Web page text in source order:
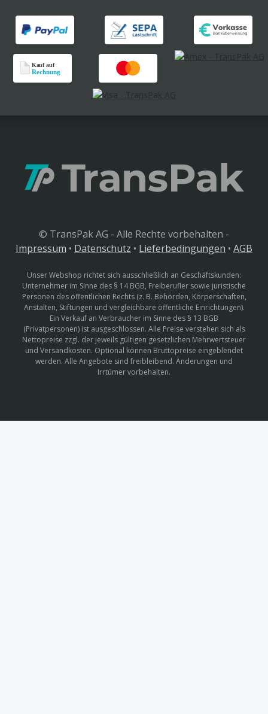
© TransPak AG - Alle Rechte vorbehalten -
Impressum • Datenschutz • Lieferbedingungen • AGB
Unser Webshop richtet sich ausschließlich an Geschäftskunden:
Unternehmer im Sinne des § 14 BGB, Freiberufler sowie juristische
Personen des öffentlichen Rechts (z. B. Behörden, Körperschaften,
Anstalten, Stiftungen und vergleichbare öffentliche Einrichtungen).
Ein Verkauf an Verbraucher im Sinne des § 13 BGB
(Privatpersonen) ist ausgeschlossen. Alle Preise verstehen sich als
Nettopreise zzgl. der jeweils gültigen gesetzlichen Mehrwertsteuer
und Versandkosten. Optional können Bruttopreise eingeblendet
werden. Alle Angebote sind freibleibend. Änderungen und
Irrtümer vorbehalten.